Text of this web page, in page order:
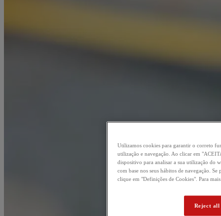
Utilizamos cookies para garantir o correto
utilização e navegação. Ao clicar em
dispositivo para analisar a sua utilização do
com base nos seus hábitos de navegação.
clique em "Definições de Cookies". Para
Reject all